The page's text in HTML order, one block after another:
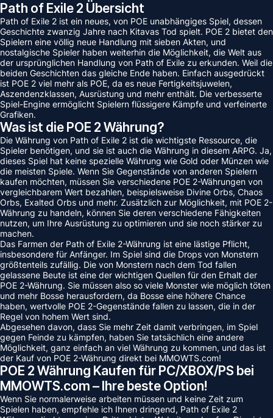
Path of Exile 2 Übersicht
Path of Exile 2 ist ein neues, von POE unabhängiges Spiel, dessen
Geschichte zwanzig Jahre nach Kitavas Tod spielt. POE 2 bietet den
Spielern eine völlig neue Handlung mit sieben Akten, und
nostalgische Spieler haben weiterhin die Möglichkeit, die Welt aus
der ursprünglichen Handlung von Path of Exile zu erkunden. Weil die
beiden Geschichten das gleiche Ende haben. Einfach ausgedrückt
ist POE 2 viel mehr als POE, da es neue Fertigkeitsjuwelen,
Aszendenzklassen, Ausrüstung und mehr enthält. Die verbesserte
Spiel-Engine ermöglicht Spielern flüssigere Kämpfe und verfeinerte
Grafiken.
Was ist die POE 2 Währung?
Die Währung von Path of Exile 2 ist die wichtigste Ressource, die
Spieler benötigen, und sie ist auch die Währung in diesem ARPG. Ja,
dieses Spiel hat keine spezielle Währung wie Gold oder Münzen wie
die meisten Spiele. Wenn Sie Gegenstände von anderen Spielern
kaufen möchten, müssen Sie verschiedene POE 2-Währungen von
vergleichbarem Wert bezahlen, beispielsweise Divine Orbs, Chaos
Orbs, Exalted Orbs und mehr. Zusätzlich zur Möglichkeit, mit POE 2-
Währung zu handeln, können Sie deren verschiedene Fähigkeiten
nutzen, um Ihre Ausrüstung zu optimieren und sie noch stärker zu
machen.
Das Farmen der Path of Exile 2-Währung ist eine lästige Pflicht,
insbesondere für Anfänger. Im Spiel sind die Drops von Monstern
größtenteils zufällig. Die von Monstern nach dem Tod fallen
gelassene Beute ist eine der wichtigen Quellen für den Erhalt der
POE 2-Währung. Sie müssen also so viele Monster wie möglich töten
und mehr Bosse herausfordern, da Bosse eine höhere Chance
haben, wertvolle POE 2-Gegenstände fallen zu lassen, die in der
Regel von hohem Wert sind.
Abgesehen davon, dass Sie mehr Zeit damit verbringen, im Spiel
gegen Feinde zu kämpfen, haben Sie tatsächlich eine andere
Möglichkeit, ganz einfach an viel Währung zu kommen, und das ist
der Kauf von POE 2-Währung direkt bei MMOWTS.com!
POE 2 Währung Kaufen für PC/XBOX/PS bei
MMOWTS.com – Ihre beste Option!
Wenn Sie normalerweise arbeiten müssen und keine Zeit zum
Spielen haben, empfehle ich Ihnen dringend, Path of Exile 2